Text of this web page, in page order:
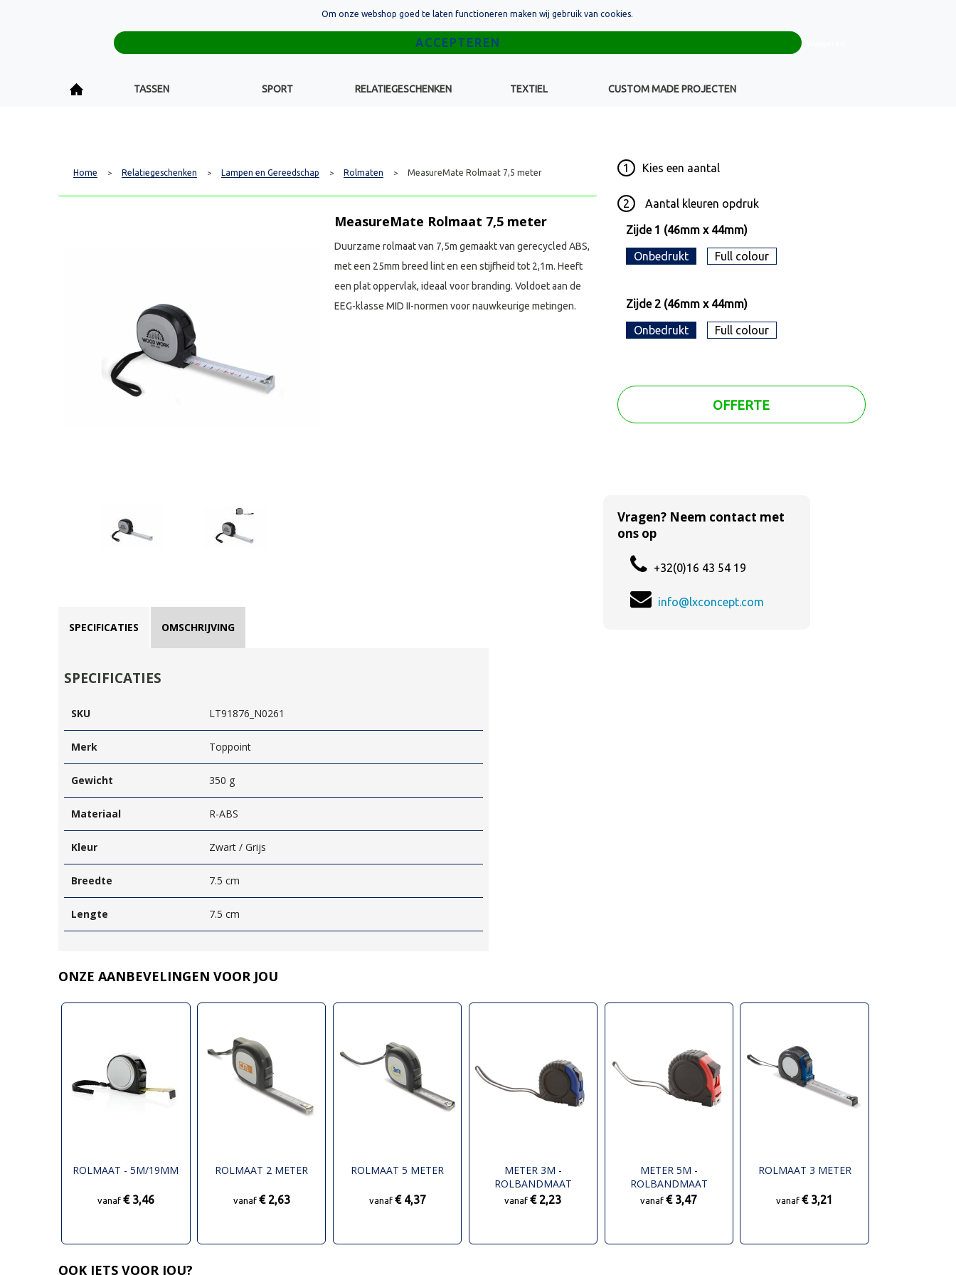
+32(0)16 43 54 19
TASSEN SPORT RELATIEGESCHENKEN TEXTIEL CUSTOM MADE PROJECTEN
Home > Relatiegeschenken > Lampen en Gereedschap > Rolmaten > MeasureMate Rolmaat 7,5 meter 1 Kies een aantal
2 Aantal kleuren opdruk
Zijde 1 (46mm x 44mm)
Onbedrukt Full colour
Zijde 2 (46mm x 44mm)
Onbedrukt Full colour
OFFERTE
MeasureMate Rolmaat 7,5 meter
Duurzame rolmaat van 7,5m gemaakt van gerecycled ABS,
met een 25mm breed lint en een stijfheid tot 2,1m. Heeft
een plat oppervlak, ideaal voor branding. Voldoet aan de
EEG-klasse MID II-normen voor nauwkeurige metingen.
SPECIFICATIES OMSCHRIJVING
SPECIFICATIES
SKU LT91876_N0261
Merk Toppoint
Gewicht 350 g
Materiaal R-ABS
Kleur Zwart / Grijs
Breedte 7.5 cm
Lengte 7.5 cm
Vragen? Neem contact met
ons op
+32(0)16 43 54 19
info@lxconcept.com
ONZE AANBEVELINGEN VOOR JOU
ROLMAAT - 5M/19MM
vanaf € 3,46
ROLMAAT 2 METER
vanaf € 2,63
ROLMAAT 5 METER
vanaf € 4,37
METER 3M -
ROLBANDMAAT
vanaf€ 2,23
METER 5M -
ROLBANDMAAT
vanaf€ 3,47
ROLMAAT 3 METER
vanaf€ 3,21
OOK IETS VOOR JOU?
Om onze webshop goed te laten functioneren maken wij gebruik van cookies.